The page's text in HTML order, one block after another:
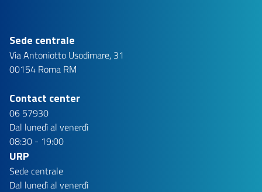
Sede centrale
Via Antoniotto Usodimare, 31
00154 Roma RM
Contact center
06 57930
Dal lunedì al venerdì
08:30 - 19:00
URP
Sede centrale
Dal lunedì al venerdì